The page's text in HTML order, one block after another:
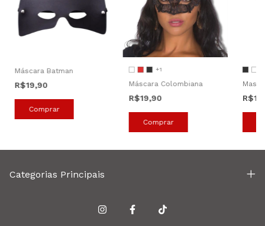
Máscara Batman
R$19,90
+1
Máscara Colombiana
R$19,90
Comprar
Categorias Principais